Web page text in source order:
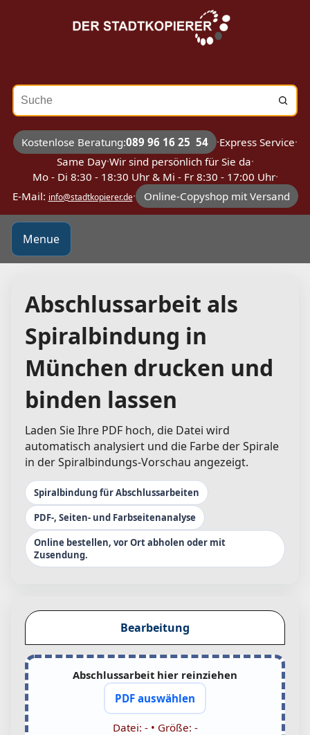
Suche
Kostenlose Beratung:089 96 16 25 54 ·Express Service·
Same Day·Wir sind persönlich für Sie da·
Mo - Di 8:30 - 18:30 Uhr & Mi - Fr 8:30 - 17:00 Uhr·
E-Mail: info@stadtkopierer.de· Online-Copyshop mit Versand
Menue
Abschlussarbeit als
Spiralbindung in
München drucken und
binden lassen
Laden Sie Ihre PDF hoch, die Datei wird
automatisch analysiert und die Farbe der Spirale
in der Spiralbindungs-Vorschau angezeigt.
Spiralbindung für Abschlussarbeiten
PDF-, Seiten- und Farbseitenanalyse
Online bestellen, vor Ort abholen oder mit
Zusendung.
Bearbeitung
Abschlussarbeit hier reinziehen
PDF auswählen
Datei: -• Größe: -